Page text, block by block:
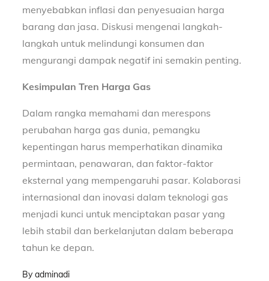
menyebabkan inflasi dan penyesuaian harga
barang dan jasa. Diskusi mengenai langkah-
langkah untuk melindungi konsumen dan
mengurangi dampak negatif ini semakin penting.
Kesimpulan Tren Harga Gas
Dalam rangka memahami dan merespons
perubahan harga gas dunia, pemangku
kepentingan harus memperhatikan dinamika
permintaan, penawaran, dan faktor-faktor
eksternal yang mempengaruhi pasar. Kolaborasi
internasional dan inovasi dalam teknologi gas
menjadi kunci untuk menciptakan pasar yang
lebih stabil dan berkelanjutan dalam beberapa
tahun ke depan.
Byadminadi